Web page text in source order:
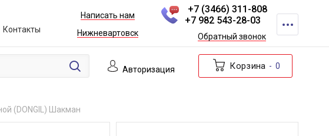
Контакты
Написать нам
Нижневартовск
+7 (3466) 311-808
+7 982 543-28-03
Обратный звонок
Авторизация Корзина 0
(DONGIL) Шакман